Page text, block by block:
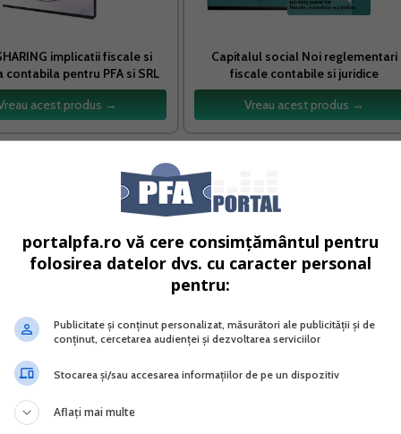
implicatii fiscale si
contabila pentru PFA si SRL
acest produs →
Capitalul social Noi reglementari
fiscale contabile si juridice
Vreau acest produs →
de club de noapte sunt de 315.821 lei
(5% din veniturile realizate adica 15.791 lei)?
pentru a aplica regimul de impunere prevazut pentru
Codul fiscal aplicabil pana la data de 31 decembrie
astfel cum erau enumerate la art. 112 indice 2
portalpfa.ro vă cere consimțământul pentru
folosirea datelor dvs. cu caracter personal
pentru:
Publicitate și conținut personalizat, măsurători ale publicității și de
conținut, cercetarea audienței și dezvoltarea serviciilor
Stocarea și/sau accesarea informațiilor de pe un dispozitiv
Aflați mai multe